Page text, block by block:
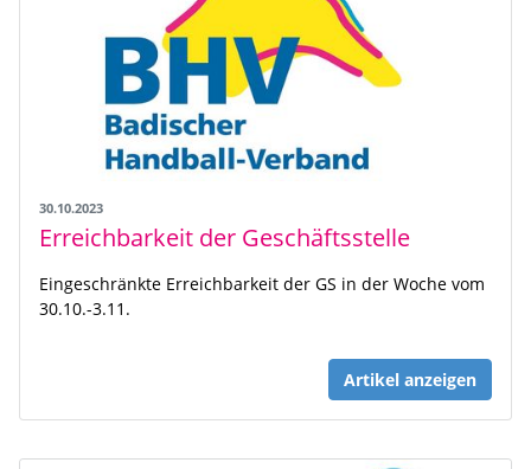
30.10.2023
Erreichbarkeit der Geschäftsstelle
Eingeschränkte Erreichbarkeit der GS in der Woche vom
30.10.-3.11.
Artikel anzeigen